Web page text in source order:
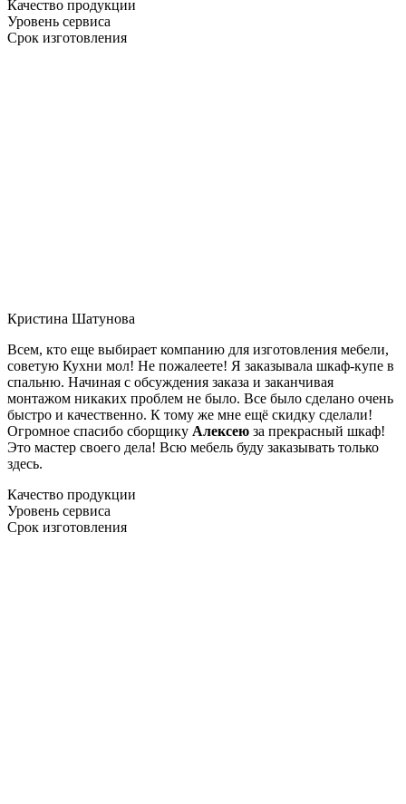
Качество продукции
Уровень сервиса
Срок изготовления
Кристина Шатунова
Всем, кто еще выбирает компанию для изготовления мебели,
советую Кухни мол! Не пожалеете! Я заказывала шкаф-купе в
спальню. Начиная с обсуждения заказа и заканчивая
монтажом никаких проблем не было. Все было сделано очень
быстро и качественно. К тому же мне ещё скидку сделали!
Огромное спасибо сборщику Алексею за прекрасный шкаф!
Это мастер своего дела! Всю мебель буду заказывать только
здесь.
Качество продукции
Уровень сервиса
Срок изготовления